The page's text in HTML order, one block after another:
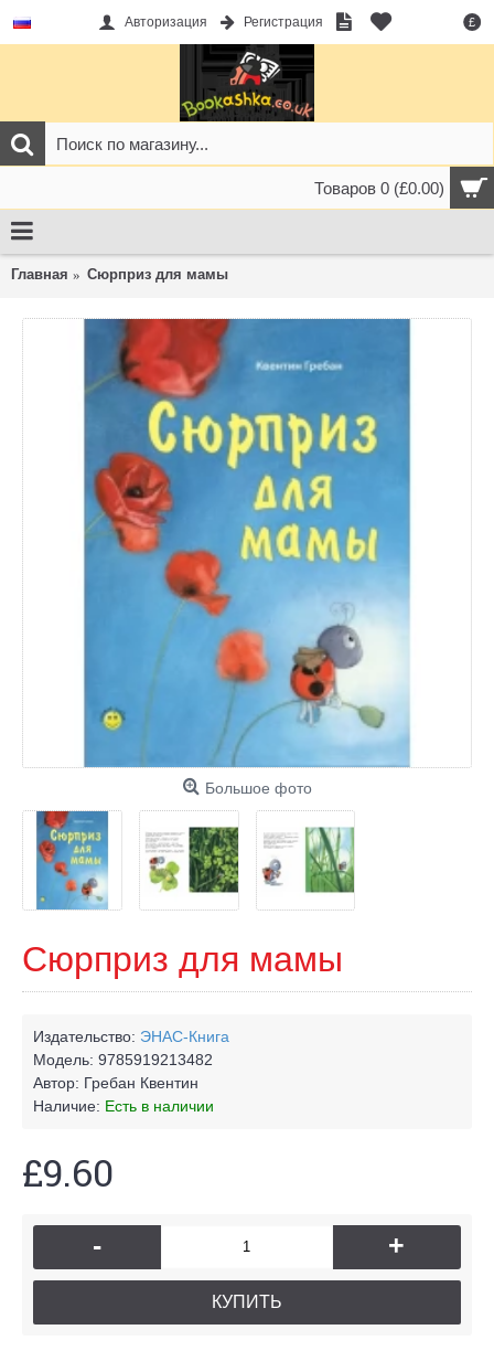
£
Авторизация Регистрация
Товаров 0 (£0.00)
Главная Сюрприз для мамы
Большое фото
Сюрприз для мамы
Издательство: ЭНАС-Книга
Модель: 9785919213482
Автор: Гребан Квентин
Наличие: Есть в наличии
£9.60
- +
КУПИТЬ